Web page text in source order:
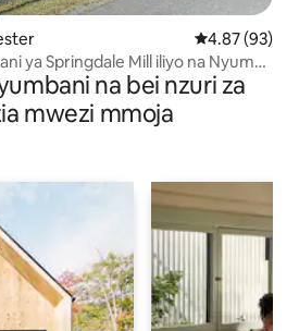
Ukadiriaji wa
4.87 (93)
ya Springdale Mill iliyo na Nyumba
na bei nzuri za
mwezi mmoja